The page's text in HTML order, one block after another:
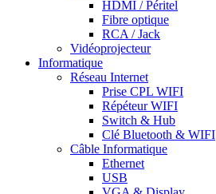
HDMI / Péritel
Fibre optique
RCA / Jack
Vidéoprojecteur
Informatique
Réseau Internet
Prise CPL WIFI
Répéteur WIFI
Switch & Hub
Clé Bluetooth & WIFI
Câble Informatique
Ethernet
USB